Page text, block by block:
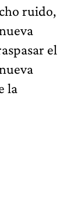
ruido,
el
la